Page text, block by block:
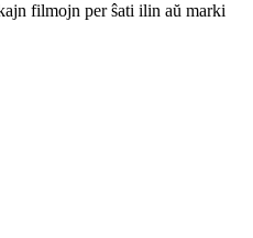
filmojn per ŝati ilin aŭ marki